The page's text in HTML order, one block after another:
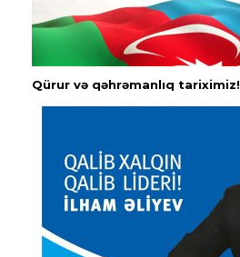
Qürur və qəhrəmanlıq tariximiz!